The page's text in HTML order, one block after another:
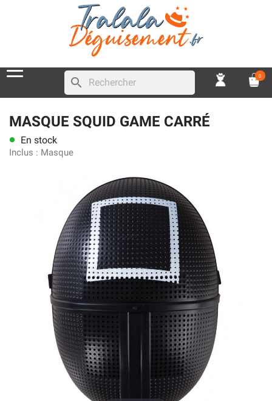
search 0
MASQUE SQUID GAME CARRÉ
lens En stock
Inclus : Masque